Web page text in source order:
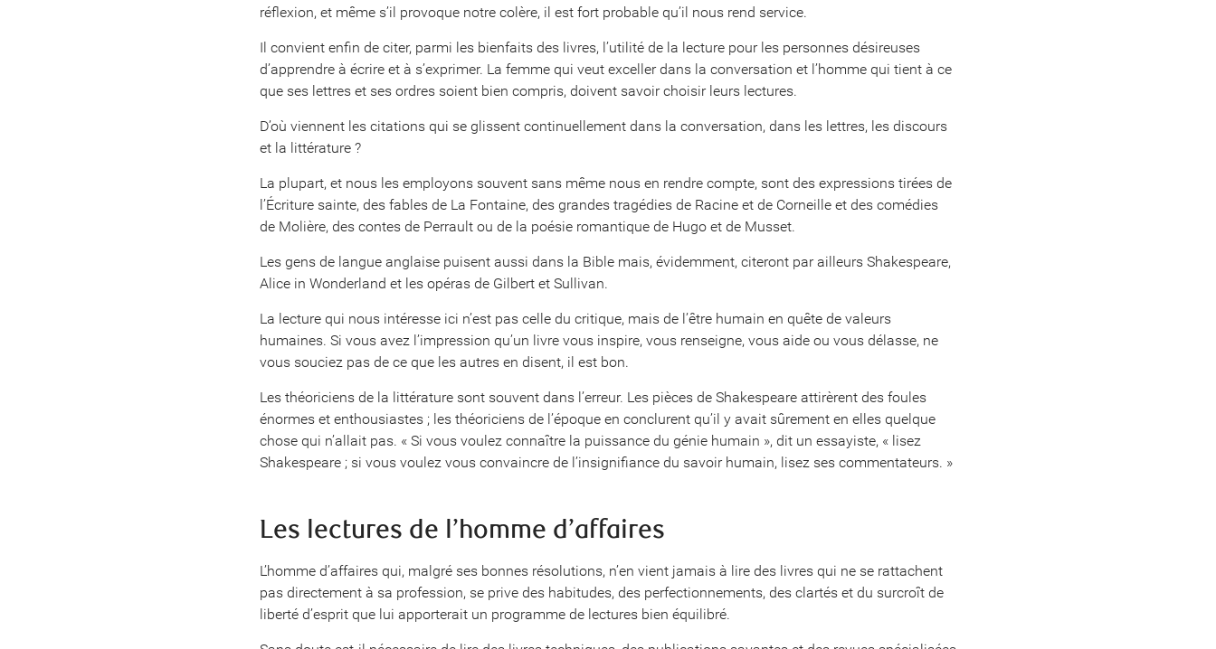
réflexion, et même s’il provoque notre colère, il est fort probable qu’il nous rend service.
Il convient enfin de citer, parmi les bienfaits des livres, l’utilité de la lecture pour les personnes désireuses
d’apprendre à écrire et à s’exprimer. La femme qui veut exceller dans la conversation et l’homme qui tient à ce
que ses lettres et ses ordres soient bien compris, doivent savoir choisir leurs lectures.
D’où viennent les citations qui se glissent continuellement dans la conversation, dans les lettres, les discours
et la littérature ?
La plupart, et nous les employons souvent sans même nous en rendre compte, sont des expressions tirées de
l’Écriture sainte, des fables de La Fontaine, des grandes tragédies de Racine et de Corneille et des comédies
de Molière, des contes de Perrault ou de la poésie romantique de Hugo et de Musset.
Les gens de langue anglaise puisent aussi dans la Bible mais, évidemment, citeront par ailleurs Shakespeare,
Alice in Wonderland et les opéras de Gilbert et Sullivan.
La lecture qui nous intéresse ici n’est pas celle du critique, mais de l’être humain en quête de valeurs
humaines. Si vous avez l’impression qu’un livre vous inspire, vous renseigne, vous aide ou vous délasse, ne
vous souciez pas de ce que les autres en disent, il est bon.
Les théoriciens de la littérature sont souvent dans l’erreur. Les pièces de Shakespeare attirèrent des foules
énormes et enthousiastes ; les théoriciens de l’époque en conclurent qu’il y avait sûrement en elles quelque
chose qui n’allait pas. « Si vous voulez connaître la puissance du génie humain », dit un essayiste, « lisez
Shakespeare ; si vous voulez vous convaincre de l’insignifiance du savoir humain, lisez ses commentateurs. »
Les lectures de l’homme d’affaires
L’homme d’affaires qui, malgré ses bonnes résolutions, n’en vient jamais à lire des livres qui ne se rattachent
pas directement à sa profession, se prive des habitudes, des perfectionnements, des clartés et du surcroît de
liberté d’esprit que lui apporterait un programme de lectures bien équilibré.